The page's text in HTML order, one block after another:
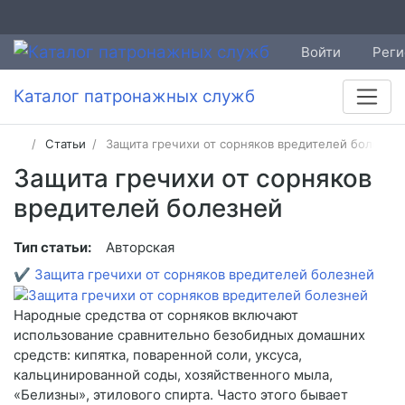
Войти
Каталог патронажных служб
Статьи Защита гречихи от сорняков вредителей
Защита гречихи от сорняков
вредителей болезней
Тип статьи:
Авторская
✔ Защита гречихи от сорняков вредителей болезней
Народные средства от сорняков включают
использование сравнительно безобидных домашних
средств: кипятка, поваренной соли, уксуса,
кальцинированной соды, хозяйственного мыла,
«Белизны», этилового спирта. Часто этого бывает